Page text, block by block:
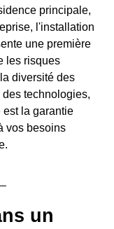
principale,
l'installation
une première
les risques
diversité des
technologies,
la garantie
vos besoins
un